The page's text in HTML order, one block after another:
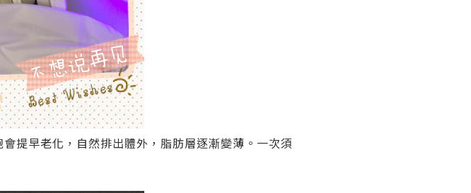
提早老化，自然排出體外，脂肪層逐漸變薄。一次須